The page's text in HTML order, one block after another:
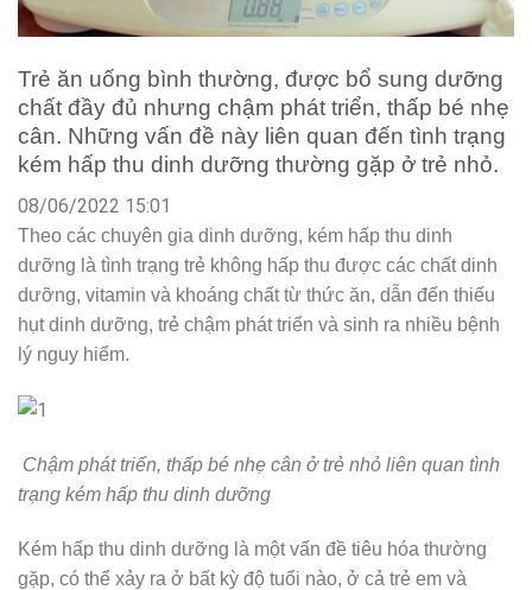
Trẻ ăn uống bình thường, được bổ sung dưỡng
chất đầy đủ nhưng chậm phát triển, thấp bé nhẹ
cân. Những vấn đề này liên quan đến tình trạng
kém hấp thu dinh dưỡng thường gặp ở trẻ nhỏ.
08/06/2022 15:01
Theo các chuyên gia dinh dưỡng, kém hấp thu dinh
dưỡng là tình trạng trẻ không hấp thu được các chất dinh
dưỡng, vitamin và khoáng chất từ thức ăn, dẫn đến thiếu
hụt dinh dưỡng, trẻ chậm phát triển và sinh ra nhiều bệnh
lý nguy hiểm.
Chậm phát triển, thấp bé nhẹ cân ở trẻ nhỏ liên quan tình
trạng kém hấp thu dinh dưỡng
Kém hấp thu dinh dưỡng là một vấn đề tiêu hóa thường
gặp, có thể xảy ra ở bất kỳ độ tuổi nào, ở cả trẻ em và